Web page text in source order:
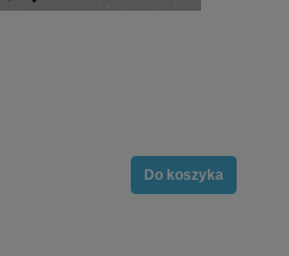
Do koszyka